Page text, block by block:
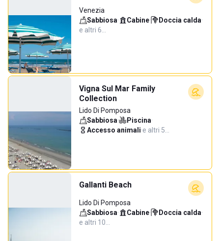
Venezia
Sabbiosa· Cabine· Doccia calda·
e altri 6…
Vigna Sul Mar Family
Collection
Lido Di Pomposa
Sabbiosa· Piscina·
Accesso animali·e altri 5…
Gallanti Beach
Lido Di Pomposa
Sabbiosa· Cabine· Doccia calda·
e altri 10…